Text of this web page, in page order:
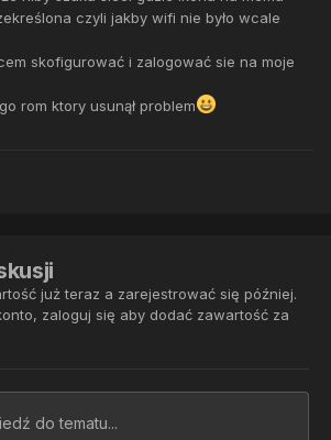
czyli jakby wifi nie było wcale
skofigurować i zalogować sie na moje
rom ktory usunął problem
już teraz a zarejestrować się później.
zaloguj się aby dodać zawartość za
do tematu...